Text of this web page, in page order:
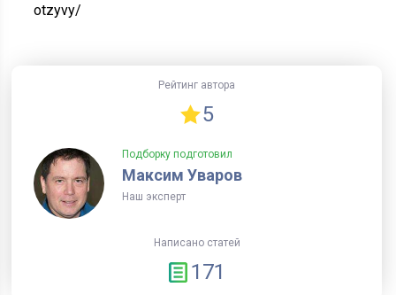
otzyvy/
Рейтинг автора
5
Подборку подготовил
Максим Уваров
Наш эксперт
Написано статей
171